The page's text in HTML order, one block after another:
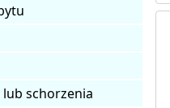
schorzenia